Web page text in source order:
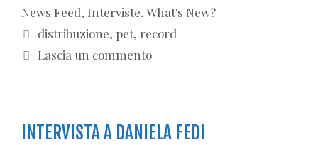
News Feed, Interviste,What's New?
Tag
distribuzione, pet, record
Lascia un commento
INTERVISTA A DANIELA FEDI